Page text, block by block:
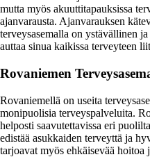
mutta myös akuuttitapauksissa
ajanvarausta. Ajanvarauksen
terveysasemalla on ystävällinen
auttaa sinua kaikissa terveyteen
Rovaniemen
Rovaniemellä on useita
monipuolisia terveyspalveluita.
helposti saavutettavissa eri
edistää asukkaiden terveyttä ja
tarjoavat myös ehkäisevää hoitoa